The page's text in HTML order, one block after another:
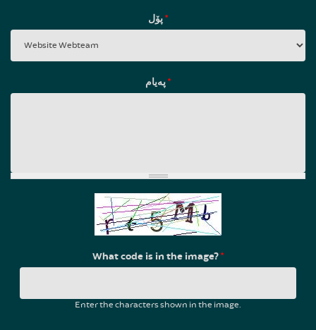
*
*
What code is in the image?*
Enter the characters shown in the image.